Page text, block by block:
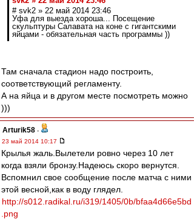
# svk2 » 22 май 2014 23:46
Уфа для выезда хороша... Посещение
скульптуры Салавата на коне с гигантскими
яйцами - обязательная часть программы ))
Там сначала стадион надо построить,
соответствующий регламенту.
А на яйца и в другом месте посмотреть можно
)))
Arturik58 -
23 май 2014 10:17
Крылья жаль.Вылетели ровно через 10 лет
когда взяли бронзу.Надеюсь скоро вернутся.
Вспомнил свое сообщение после матча с ними
этой весной,как в воду глядел.
http://s012.radikal.ru/i319/1405/0b/bfaa4d66e5bd
.png